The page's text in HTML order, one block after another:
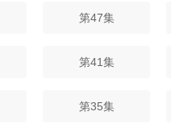
第47集
第41集
第35集